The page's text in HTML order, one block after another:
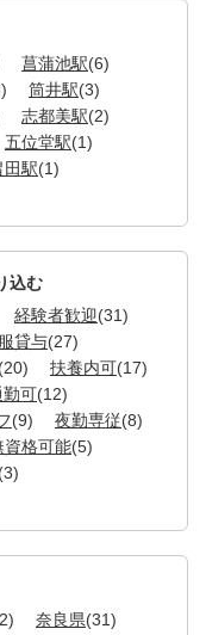
菖蒲池駅(6)
筒井駅(3)
志都美駅(2)
五位堂駅(1)
田駅(1)
込む
経験者歓迎(31)
貸与(27)
(20) 扶養内可(17)
勤可(12)
(9) 夜勤専従(8)
資格可能(5)
(3)
奈良県(31)